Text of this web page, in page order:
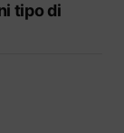
tipo di